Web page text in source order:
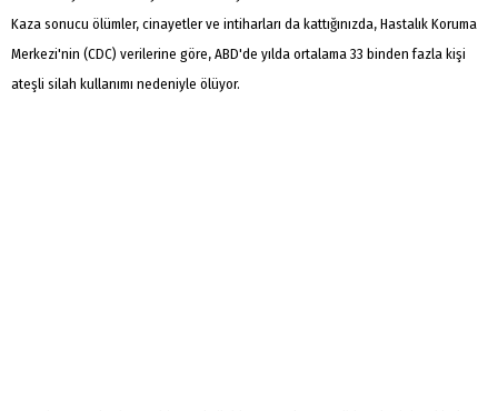
Kaza sonucu ölümler, cinayetler ve intiharları da kattığınızda, Hastalık Koruma
Merkezi'nin (CDC) verilerine göre, ABD'de yılda ortalama 33 binden fazla kişi
ateşli silah kullanımı nedeniyle ölüyor.